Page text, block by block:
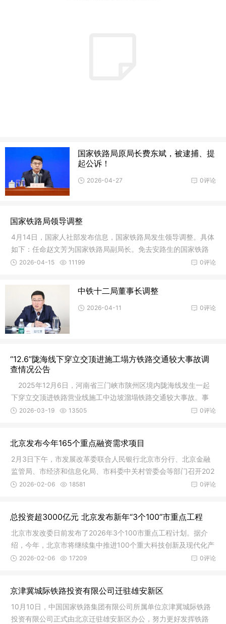
国家铁路局原局长费东斌，被逮捕、提
起公诉！
0评论
2026-04-27
国家铁路局领导调整
4月14日，国家人社部发布信息，国家铁路局发生领导调整。具体
如下：任命赵文芳为国家铁路局副局长。免去安路生的国家铁路
局副局
0评论
2026-04-15 11199
中铁十二局董事长调整
0评论
2026-04-11
“12.6”陇海线下穿立交顶进施工塌方铁路交通较大事故调
查情况公告
2025年12月6日，河南省三门峡市陕州区境内陇海线发生一起
下穿立交顶进铁路营业线施工中边坡溜塌铁路交通较大事故。事
故发生后
0评论
2026-03-19 13505
北京发布今年165个重点融资需求项目
2月3日下午，市发展改革委联合人民银行北京市分行、北京金融
监管局、市经济和信息化局、市科委中关村管委会等部门召开202
6年北京
0评论
2026-02-06 18581
总投资超3000亿元 北京发布新年“3个100”市重点工程
北京市发改委日前发布了2026年3个100市重点工程计划。据介
绍，今年，北京市将继续集中推进100个重大科技创新及现代化产
业项目、1
0评论
2026-02-06 17209
京津冀城际铁路投资有限公司迁驻雄安新区
10月10日，中国国家铁路集团有限公司所属单位京津冀城际铁路
投资有限公司正式由北京迁驻雄安新区办公，努力更好发挥铁路